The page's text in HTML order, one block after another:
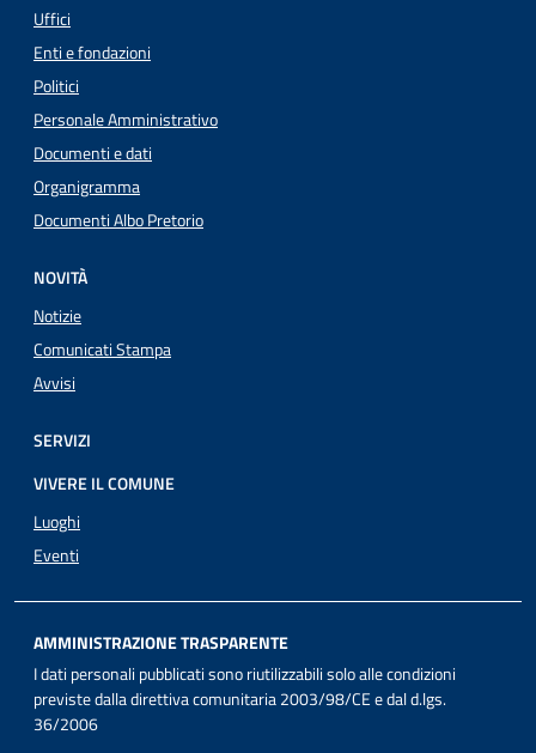
Uffici
Enti e fondazioni
Politici
Personale Amministrativo
Documenti e dati
Organigramma
Documenti Albo Pretorio
NOVITÀ
Notizie
Comunicati Stampa
Avvisi
SERVIZI
VIVERE IL COMUNE
Luoghi
Eventi
AMMINISTRAZIONE TRASPARENTE
I dati personali pubblicati sono riutilizzabili solo alle condizioni
previste dalla direttiva comunitaria 2003/98/CE e dal d.lgs.
36/2006